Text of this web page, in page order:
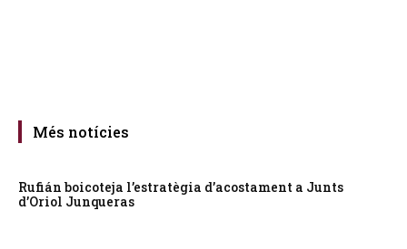
Més notícies
Rufián boicoteja l’estratègia d’acostament a Junts
d’Oriol Junqueras